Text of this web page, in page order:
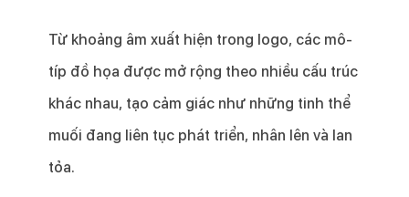
Từ khoảng âm xuất hiện trong logo, các mô-
típ đồ họa được mở rộng theo nhiều cấu trúc
khác nhau, tạo cảm giác như những tinh thể
muối đang liên tục phát triển, nhân lên và lan
tỏa.